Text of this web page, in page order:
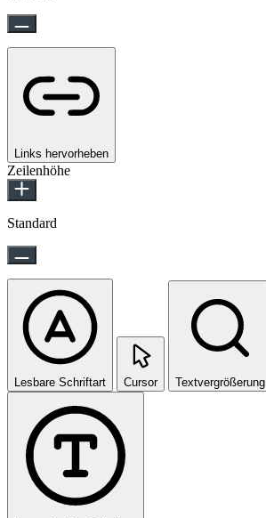
Links hervorheben
Zeilenhöhe
Standard
Lesbare Schriftart Cursor Textvergrößerung